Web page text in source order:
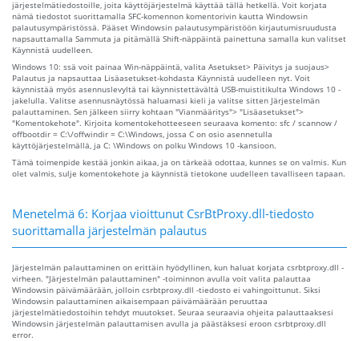
järjestelmätiedostoille, joita käyttöjärjestelmä käyttää tällä hetkellä. Voit korjata
nämä tiedostot suorittamalla SFC-komennon komentorivin kautta Windowsin
palautusympäristössä. Pääset Windowsin palautusympäristöön kirjautumisruudusta
napsauttamalla Sammuta ja pitämällä Shift-näppäintä painettuna samalla kun valitset
Käynnistä uudelleen.
Windows 10: ssä voit painaa Win-näppäintä, valita Asetukset> Päivitys ja suojaus>
Palautus ja napsauttaa Lisäasetukset-kohdasta Käynnistä uudelleen nyt. Voit
käynnistää myös asennuslevyltä tai käynnistettävältä USB-muistitikulta Windows 10 -
jakelulla. Valitse asennusnäytössä haluamasi kieli ja valitse sitten Järjestelmän
palauttaminen. Sen jälkeen siirry kohtaan "Vianmääritys"> "Lisäasetukset">
"Komentokehote". Kirjoita komentokehotteeseen seuraava komento: sfc / scannow /
offbootdir = C:\/offwindir = C:\Windows, jossa C on osio asennetulla
käyttöjärjestelmällä, ja C: \Windows on polku Windows 10 -kansioon.
Tämä toimenpide kestää jonkin aikaa, ja on tärkeää odottaa, kunnes se on valmis. Kun
olet valmis, sulje komentokehote ja käynnistä tietokone uudelleen tavalliseen tapaan.
Menetelmä 6: Korjaa vioittunut CsrBtProxy.dll-tiedosto
suorittamalla järjestelmän palautus
Järjestelmän palauttaminen on erittäin hyödyllinen, kun haluat korjata csrbtproxy.dll -
virheen. "Järjestelmän palauttaminen" -toiminnon avulla voit valita palauttaa
Windowsin päivämäärään, jolloin csrbtproxy.dll -tiedosto ei vahingoittunut. Siksi
Windowsin palauttaminen aikaisempaan päivämäärään peruuttaa
järjestelmätiedostoihin tehdyt muutokset. Seuraa seuraavia ohjeita palauttaaksesi
Windowsin järjestelmän palauttamisen avulla ja päästäksesi eroon csrbtproxy.dll
error.